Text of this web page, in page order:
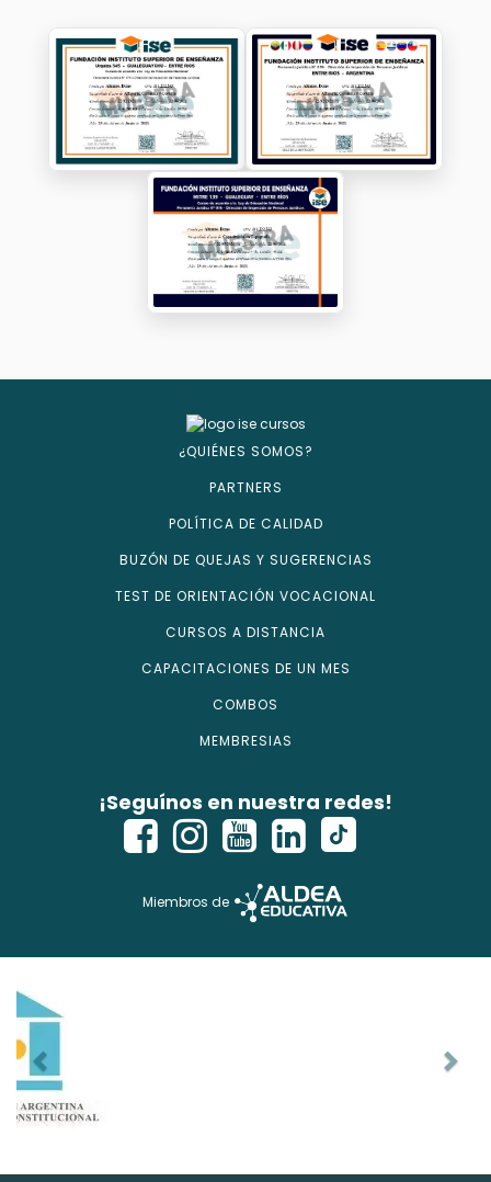
¿QUIÉNES SOMOS?
PARTNERS
POLÍTICA DE CALIDAD
BUZÓN DE QUEJAS Y SUGERENCIAS
TEST DE ORIENTACIÓN VOCACIONAL
CURSOS A DISTANCIA
CAPACITACIONES DE UN MES
COMBOS
MEMBRESIAS
¡Seguínos en nuestra redes!
Miembros de
Copyright © 2026 - isecursos.com - Todos los derechos